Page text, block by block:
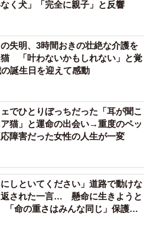
くっついて離れなかった1匹は
外の3匹のうち、どの子を迎え
うちに！」
ロ」「クロ」「トラ」という呼
っかり馴染んだのでそのまま正
く犬」「完全に親子」と反響
失明、3時間おきの壮絶な介護を
「叶わないかもしれない」と覚
誕生日を迎えて感動
でひとりぼっちだった「耳が聞こ
猫」と運命の出会い→重度のペッ
応障害だった女性の人生が一変
にしといてください」道路で動けな
返された一言… 懸命に生きようと
命の重さはみんな同じ」保護団